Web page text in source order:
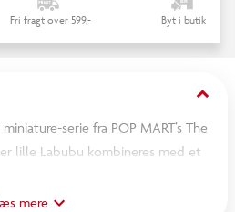
Fri fragt over 599,- Byt i butik
keyboard_arrow_down
serie fra POP MART’s The
lille Labubu kombineres med et
(A–M), som kan bruges som
mere